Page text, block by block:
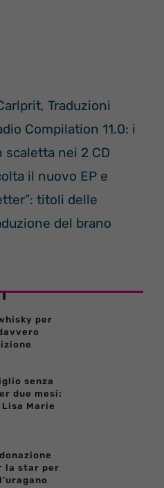
,Traduzioni
Compilation 11.0: i
nei 2 CD
il nuovo EP e
titoli delle
del brano
per
senza
due mesi:
Marie
la star per